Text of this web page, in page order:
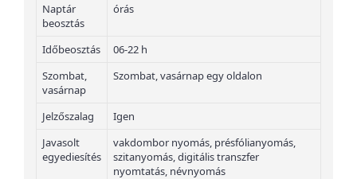
Naptár
beosztás
órás
Időbeosztás
06-22 h
Szombat,
vasárnap
Szombat, vasárnap egy oldalon
Jelzőszalag
Igen
Javasolt
egyediesítés
vakdombor nyomás, présfólianyomás,
szitanyomás, digitális transzfer
nyomtatás, névnyomás